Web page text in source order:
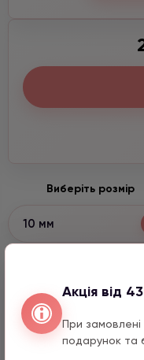
Акція від
При замовлені
подарунок та
Виберіть розмір
10 мм
Конюшина з
990 грн 1 шт.